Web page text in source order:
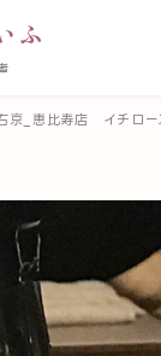
ふ
京_恵比寿店 イチロー